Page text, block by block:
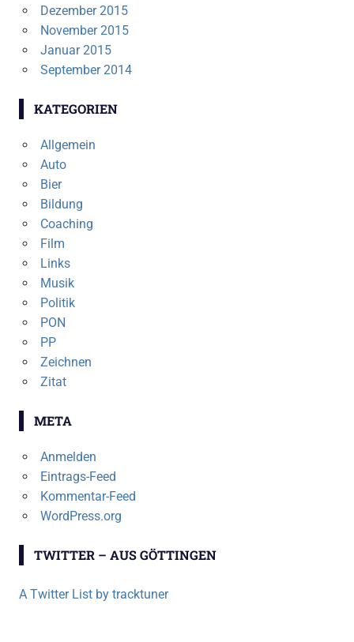
Dezember 2015
November 2015
Januar 2015
September 2014
KATEGORIEN
Allgemein
Auto
Bier
Bildung
Coaching
Film
Links
Musik
Politik
PON
PP
Zeichnen
Zitat
META
Anmelden
Eintrags-Feed
Kommentar-Feed
WordPress.org
TWITTER – AUS GÖTTINGEN
A Twitter List by tracktuner